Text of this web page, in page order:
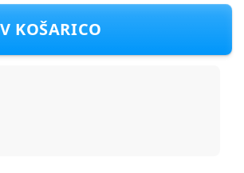
Rjava 128
KOŠARICO